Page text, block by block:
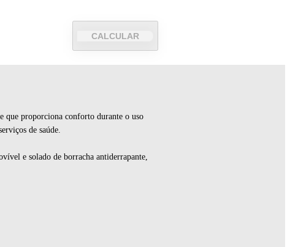
CALCULAR
que proporciona conforto durante o uso
de saúde.
e solado de borracha antiderrapante,